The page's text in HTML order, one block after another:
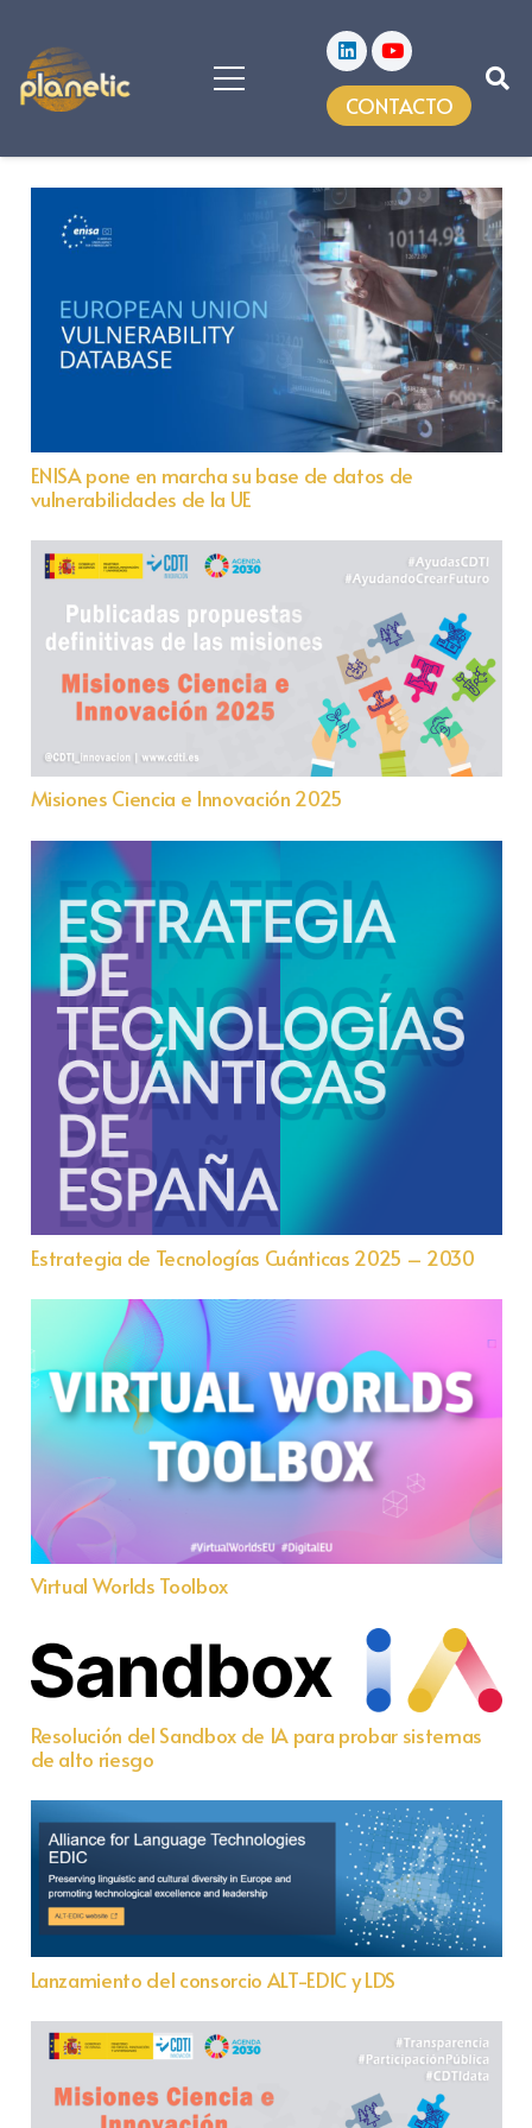
CONTACTO
ENISA pone en marcha su base de datos de
vulnerabilidades de la UE
Misiones Ciencia e Innovación 2025
Estrategia de Tecnologías Cuánticas 2025 – 2030
Virtual Worlds Toolbox
Resolución del Sandbox de IA para probar sistemas
de alto riesgo
Lanzamiento del consorcio ALT-EDIC y LDS